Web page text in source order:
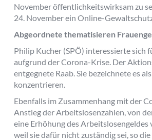
November öffentlichkeitswirksam zu
24. November ein Online-
Abgeordnete thematisieren
Philip Kucher (SPÖ) interessierte sich
aufgrund der Corona-Krise. Der
entgegnete Raab. Sie bezeichnete es
konzentrieren.
Ebenfalls im Zusammenhang mit der
Anstieg der Arbeitslosenzahlen, von
eine Erhöhung des
weil sie dafür nicht zuständig sei, so